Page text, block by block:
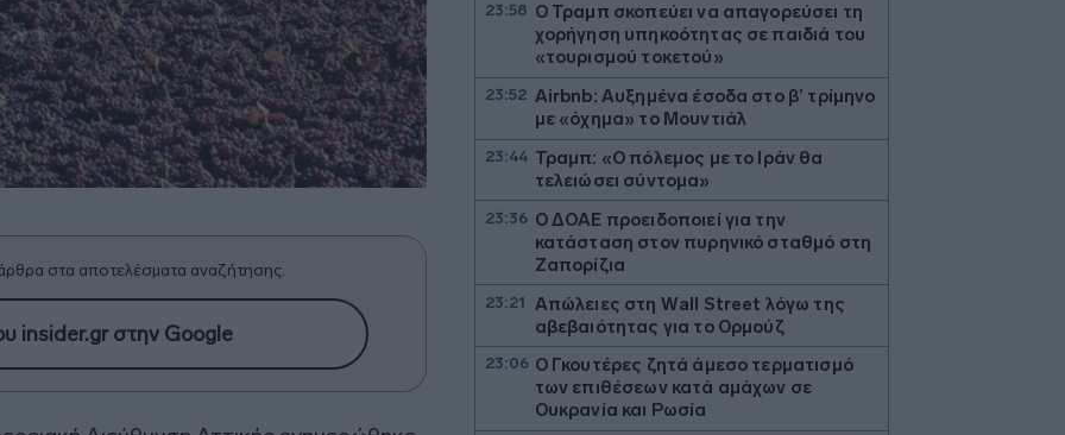
στα αποτελέσματα αναζήτησης.
insider.gr στην Google
23:58 Ο Τραμπ σκοπεύει να απαγορεύσει τη
χορήγηση υπηκοότητας σε παιδιά του
«τουρισμού τοκετού»
23:52 Airbnb: Αυξημένα έσοδα στο β’ τρίμηνο
με «όχημα» το Μουντιάλ
23:44 Τραμπ: «Ο πόλεμος με το Ιράν θα
τελειώσει σύντομα»
23:36 Ο ΔΟΑΕ προειδοποιεί για την
κατάσταση στον πυρηνικό σταθμό στη
Ζαπορίζια
23:21
Απώλειες στη Wall Street λόγω της
αβεβαιότητας για το Ορμούζ
23:06 Ο Γκουτέρες ζητά άμεσο τερματισμό
των επιθέσεων κατά αμάχων σε
Ουκρανία και Ρωσία